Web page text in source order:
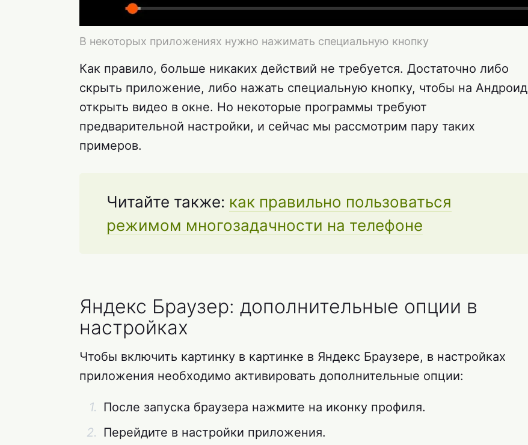
В некоторых приложениях нужно нажимать специальную кнопку
Как правило, больше никаких действий не требуется. Достаточно либо
скрыть приложение, либо нажать специальную кнопку, чтобы на Андроид
открыть видео в окне. Но некоторые программы требуют
предварительной настройки, и сейчас мы рассмотрим пару таких
примеров.
Читайте также: как правильно пользоваться
режимом многозадачности на телефоне
Яндекс Браузер: дополнительные опции в
настройках
Чтобы включить картинку в картинке в Яндекс Браузере, в настройках
приложения необходимо активировать дополнительные опции:
После запуска браузера нажмите на иконку профиля.
Перейдите в настройки приложения.